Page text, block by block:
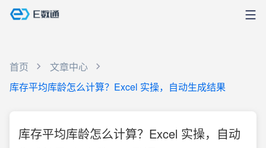
首页
文章中心
库存平均库龄怎么计算？Excel 实操，自动生成结果
库存平均库龄怎么计算？Excel 实操，自动